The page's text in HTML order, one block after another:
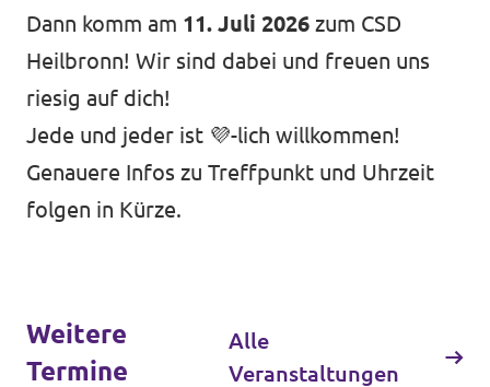
Transparenz
Impressum
Dann komm am 11. Juli 2026 zum CSD
Heilbronn! Wir sind dabei und freuen uns
riesig auf dich!
Jede und jeder ist 💜-lich willkommen!
Genauere Infos zu Treffpunkt und Uhrzeit
folgen in Kürze.
Weitere
Termine
Alle
Veranstaltungen